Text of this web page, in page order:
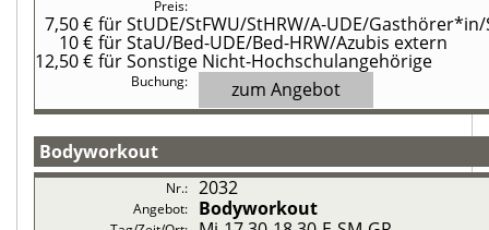
7,50 € für StUDE/StFWU/StHRW/A-UDE/Gasthörer*in/
10 € für StaU/Bed-UDE/Bed-HRW/Azubis extern
12,50 € für Sonstige Nicht-Hochschulangehörige
zum Angebot
Bodyworkout
2032
Bodyworkout